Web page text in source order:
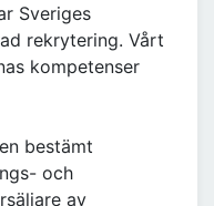
Sveriges
rekrytering. Vårt
kompetenser
bestämt
och
av